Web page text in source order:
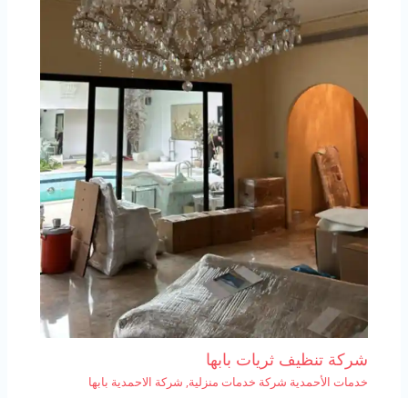
شركة تنظيف ثريات بابها
خدمات الأحمدية شركة خدمات منزلية, شركة الاحمدية بابها